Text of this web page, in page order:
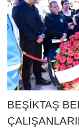
BEŞİKTAŞ